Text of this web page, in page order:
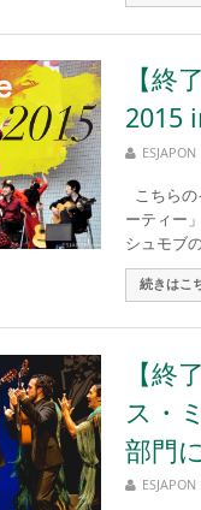
【終
2015
ESJAPON
こちら
ーティー
シュモブ
続きはこ
【終
ス・
部門
ESJAPON